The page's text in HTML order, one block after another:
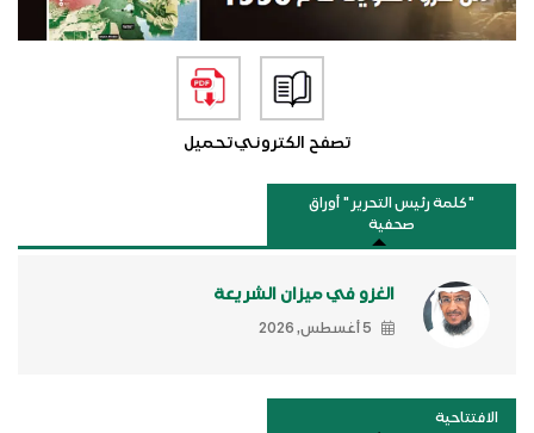
تصفح الكترونيتحميل
"كلمة رئيس التحرير " أوراق
صحفية
الغزو في ميزان الشريعة
5 أغسطس, 2026
الافتتاحية